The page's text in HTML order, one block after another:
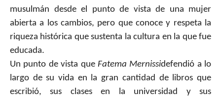
musulmán desde el punto de vista de una mujer
abierta a los cambios, pero que conoce y respeta la
riqueza histórica que sustenta la cultura en la que fue
educada.
Un punto de vista que Fatema Mernissidefendió a lo
largo de su vida en la gran cantidad de libros que
escribió, sus clases en la universidad y sus